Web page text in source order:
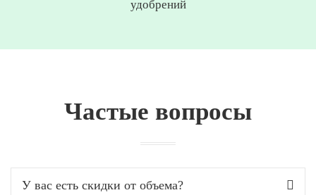
удобрений
Частые вопросы
У вас есть скидки от объема?